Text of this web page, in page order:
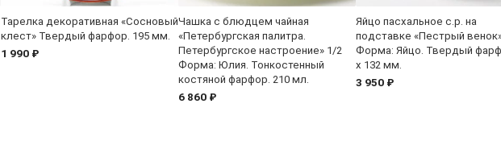
Тарелка декоративная «Сосновый
клест» Твердый фарфор. 195 мм.
1 990 ₽
Чашка с блюдцем чайная
«Петербургская палитра.
Петербургское настроение» 1/2
Форма: Юлия. Тонкостенный
костяной фарфор. 210 мл.
6 860 ₽
Яйцо пасхальное с.р. на
подставке «Пестрый
Форма: Яйцо. Твердый
x 132 мм.
3 950 ₽